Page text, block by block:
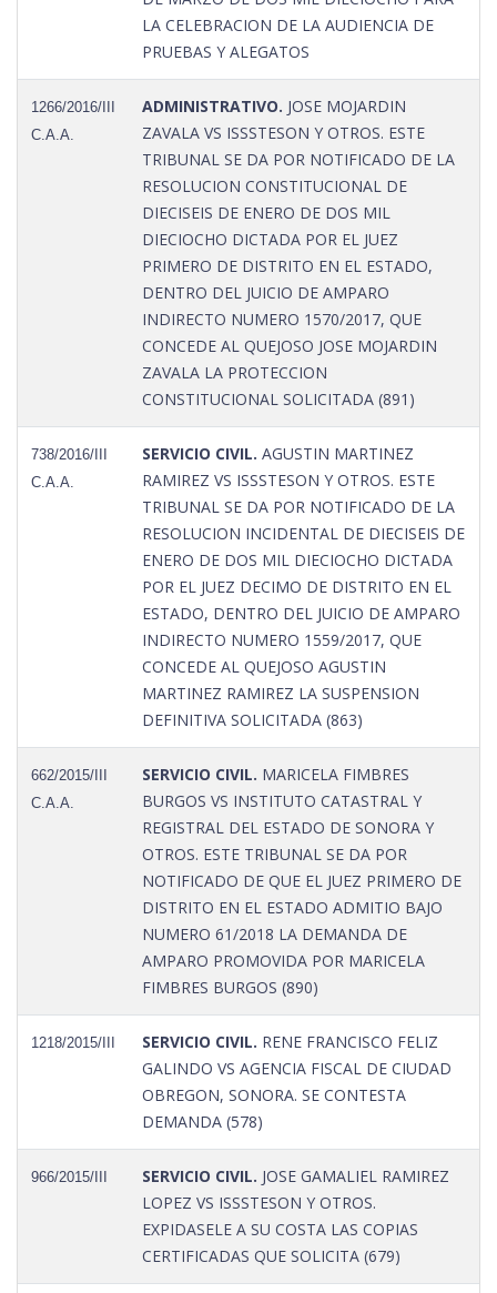
LA CELEBRACION DE LA AUDIENCIA DE
PRUEBAS Y ALEGATOS
1266/2016/III
C.A.A.
ADMINISTRATIVO. JOSE MOJARDIN
ZAVALA VS ISSSTESON Y OTROS. ESTE
TRIBUNAL SE DA POR NOTIFICADO DE LA
RESOLUCION CONSTITUCIONAL DE
DIECISEIS DE ENERO DE DOS MIL
DIECIOCHO DICTADA POR EL JUEZ
PRIMERO DE DISTRITO EN EL ESTADO,
DENTRO DEL JUICIO DE AMPARO
INDIRECTO NUMERO 1570/2017, QUE
CONCEDE AL QUEJOSO JOSE MOJARDIN
ZAVALA LA PROTECCION
CONSTITUCIONAL SOLICITADA (891)
738/2016/III
C.A.A.
SERVICIO CIVIL. AGUSTIN MARTINEZ
RAMIREZ VS ISSSTESON Y OTROS. ESTE
TRIBUNAL SE DA POR NOTIFICADO DE LA
RESOLUCION INCIDENTAL DE DIECISEIS DE
ENERO DE DOS MIL DIECIOCHO DICTADA
POR EL JUEZ DECIMO DE DISTRITO EN EL
ESTADO, DENTRO DEL JUICIO DE AMPARO
INDIRECTO NUMERO 1559/2017, QUE
CONCEDE AL QUEJOSO AGUSTIN
MARTINEZ RAMIREZ LA SUSPENSION
DEFINITIVA SOLICITADA (863)
662/2015/III
C.A.A.
SERVICIO CIVIL. MARICELA FIMBRES
BURGOS VS INSTITUTO CATASTRAL Y
REGISTRAL DEL ESTADO DE SONORA Y
OTROS. ESTE TRIBUNAL SE DA POR
NOTIFICADO DE QUE EL JUEZ PRIMERO DE
DISTRITO EN EL ESTADO ADMITIO BAJO
NUMERO 61/2018 LA DEMANDA DE
AMPARO PROMOVIDA POR MARICELA
FIMBRES BURGOS (890)
1218/2015/III SERVICIO CIVIL. RENE FRANCISCO FELIZ
GALINDO VS AGENCIA FISCAL DE CIUDAD
OBREGON, SONORA. SE CONTESTA
DEMANDA (578)
966/2015/III SERVICIO CIVIL. JOSE GAMALIEL RAMIREZ
LOPEZ VS ISSSTESON Y OTROS.
EXPIDASELE A SU COSTA LAS COPIAS
CERTIFICADAS QUE SOLICITA (679)